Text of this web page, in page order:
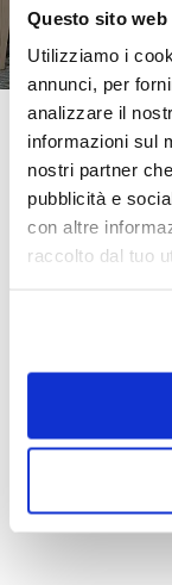
Questo sito
Utilizziamo i
annunci, per
analizzare il
informazioni sul
nostri partner
pubblicità e
con altre
raccolto dal tuo
La cucina è il